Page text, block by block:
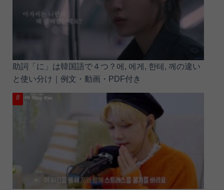
助詞「に」は韓国語で４つ？에, 에게, 한테, 께の違い
と使い分け｜例文・動画・PDF付き